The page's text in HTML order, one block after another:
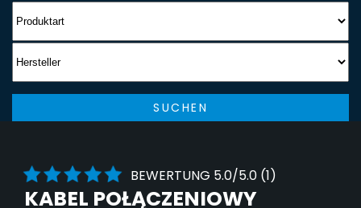
SUCHEN
BEWERTUNG 5.0/5.0 (1)
KABEL POŁĄCZENIOWY